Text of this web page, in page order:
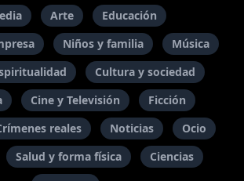
Arte
Educación
Niños y familia
Música
Cultura y sociedad
Cine y Televisión
Ficción
reales Noticias
Ocio
Salud y forma física
Ciencias